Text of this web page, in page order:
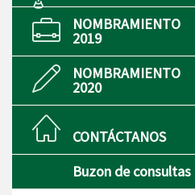
NOMBRAMIENTO
2019
NOMBRAMIENTO
2020
CONTÁCTANOS
Buzon de consultas